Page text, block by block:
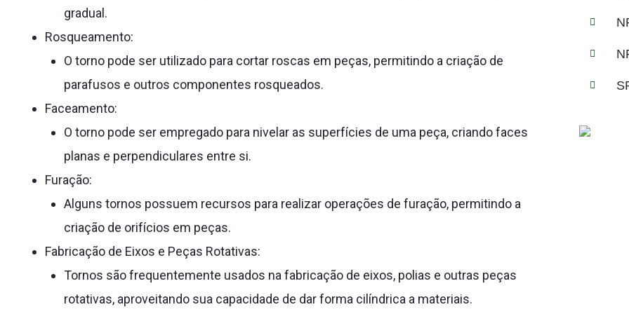
gradual.
Rosqueamento:
O torno pode ser utilizado para cortar roscas em peças, permitindo a criação de
parafusos e outros componentes rosqueados.
Faceamento:
O torno pode ser empregado para nivelar as superfícies de uma peça, criando faces
planas e perpendiculares entre si.
Furação:
Alguns tornos possuem recursos para realizar operações de furação, permitindo a
criação de orifícios em peças.
Fabricação de Eixos e Peças Rotativas:
Tornos são frequentemente usados na fabricação de eixos, polias e outras peças
rotativas, aproveitando sua capacidade de dar forma cilíndrica a materiais.